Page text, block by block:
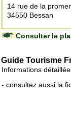
14 rue de la
34550 Bessan
Consulter le
Guide Tourisme
Informations
- consultez aussi la